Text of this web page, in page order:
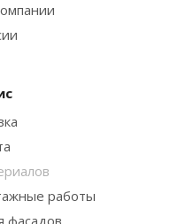
работы
фасадов